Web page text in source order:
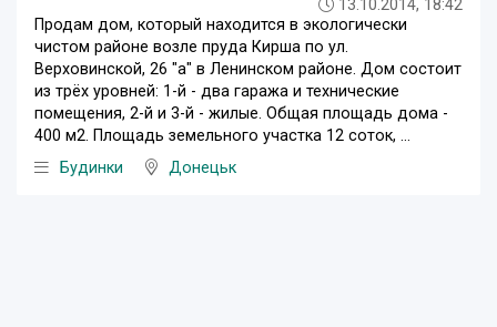
13.10.2014, 18:42
Продам дом, который находится в экологически
чистом районе возле пруда Кирша по ул.
Верховинской, 26 "а" в Ленинском районе. Дом состоит
из трёх уровней: 1-й - два гаража и технические
помещения, 2-й и 3-й - жилые. Общая площадь дома -
400 м2. Площадь земельного участка 12 соток, ...
Будинки
Донецьк